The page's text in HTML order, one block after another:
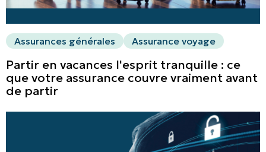
Assurances générales Assurance voyage
Partir en vacances l'esprit tranquille : ce
que votre assurance couvre vraiment avant
de partir